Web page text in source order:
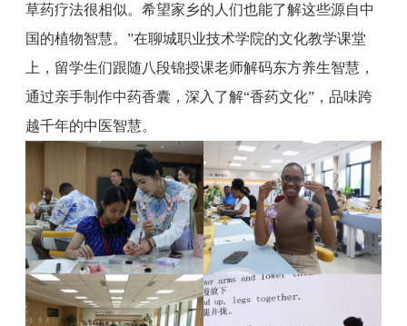
草药疗法很相似。希望家乡的人们也能了解这些源自中
国的植物智慧。”在聊城职业技术学院的文化教学课堂
上，留学生们跟随八段锦授课老师解码东方养生智慧，
通过亲手制作中药香囊，深入了解“香药文化”，品味跨
越千年的中医智慧。